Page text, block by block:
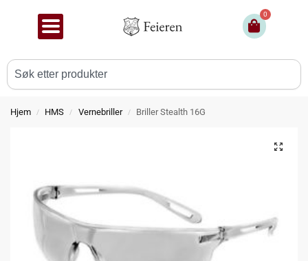
0
Hjem / HMS / Vernebriller / Briller Stealth 16G